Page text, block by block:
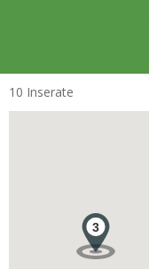
10 Inserate
3